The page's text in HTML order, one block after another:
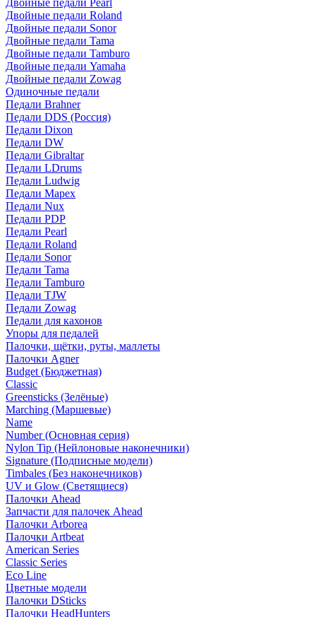
Двойные педали Pearl
Двойные педали Roland
Двойные педали Sonor
Двойные педали Tama
Двойные педали Tamburo
Двойные педали Yamaha
Двойные педали Zowag
Одиночные педали
Педали Brahner
Педали DDS (Россия)
Педали Dixon
Педали DW
Педали Gibraltar
Педали LDrums
Педали Ludwig
Педали Mapex
Педали Nux
Педали PDP
Педали Pearl
Педали Roland
Педали Sonor
Педали Tama
Педали Tamburo
Педали TJW
Педали Zowag
Педали для кахонов
Упоры для педалей
Палочки, щётки, руты, маллеты
Палочки Agner
Budget (Бюджетная)
Classic
Greensticks (Зелёные)
Marching (Маршевые)
Name
Number (Основная серия)
Nylon Tip (Нейлоновые наконечники)
Signature (Подписные модели)
Timbales (Без наконечников)
UV и Glow (Светящиеся)
Палочки Ahead
Запчасти для палочек Ahead
Палочки Arborea
Палочки Artbeat
American Series
Classic Series
Eco Line
Цветные модели
Палочки DSticks
Палочки HeadHunters